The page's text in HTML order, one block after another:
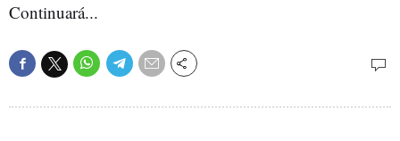
Continuará...